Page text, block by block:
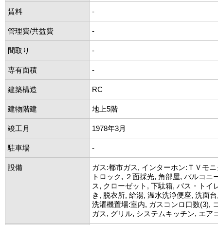
賃料 -
管理費/共益費 -
間取り -
専有面積 -
建築構造 RC
建物階建 地上5階
竣工月 1978年3月
駐車場 -
設備
ガス:都市ガス, インターホン:ＴＶモ
トロック, ２面採光, 角部屋, バルコニ
ス, クローゼット, 下駄箱, バス・トイ
き, 脱衣所, 給湯, 温水洗浄便座, 洗面
洗濯機置場:室内, ガスコンロ口数(3),
ガス, グリル, システムキッチン, エア